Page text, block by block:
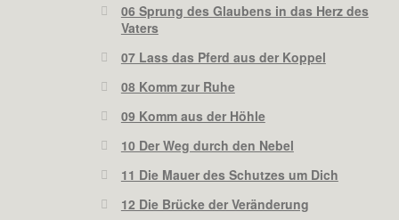
06 Sprung des Glaubens in das Herz des
Vaters
07 Lass das Pferd aus der Koppel
08 Komm zur Ruhe
09 Komm aus der Höhle
10 Der Weg durch den Nebel
11 Die Mauer des Schutzes um Dich
12 Die Brücke der Veränderung